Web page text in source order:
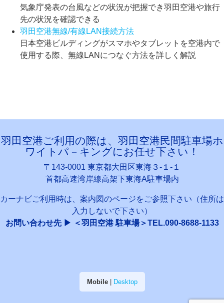
気象庁発表の台風などの状況が把握でき羽田空港や旅行
先の状況を確認できる
羽田空港無線/有線LAN接続方法
日本空港ビルディングがスマホやタブレットを空港内で
使用する際、無線LANにつなぐ方法を詳しく解説
羽田空港ご利用の際は、羽田空港民間駐車場ホ
ワイトパ－キングにお任せ下さい！
〒143-0001 東京都大田区東海３-１-１
首都高速湾岸線高架下東海A駐車場内
カーナビご利用時は、案内図のページをご参照下さい（住所は
入力しないで下さい）
お問い合わせ先 ▶ ＜羽田空港 駐車場＞TEL.090-8688-1133
Mobile| Desktop